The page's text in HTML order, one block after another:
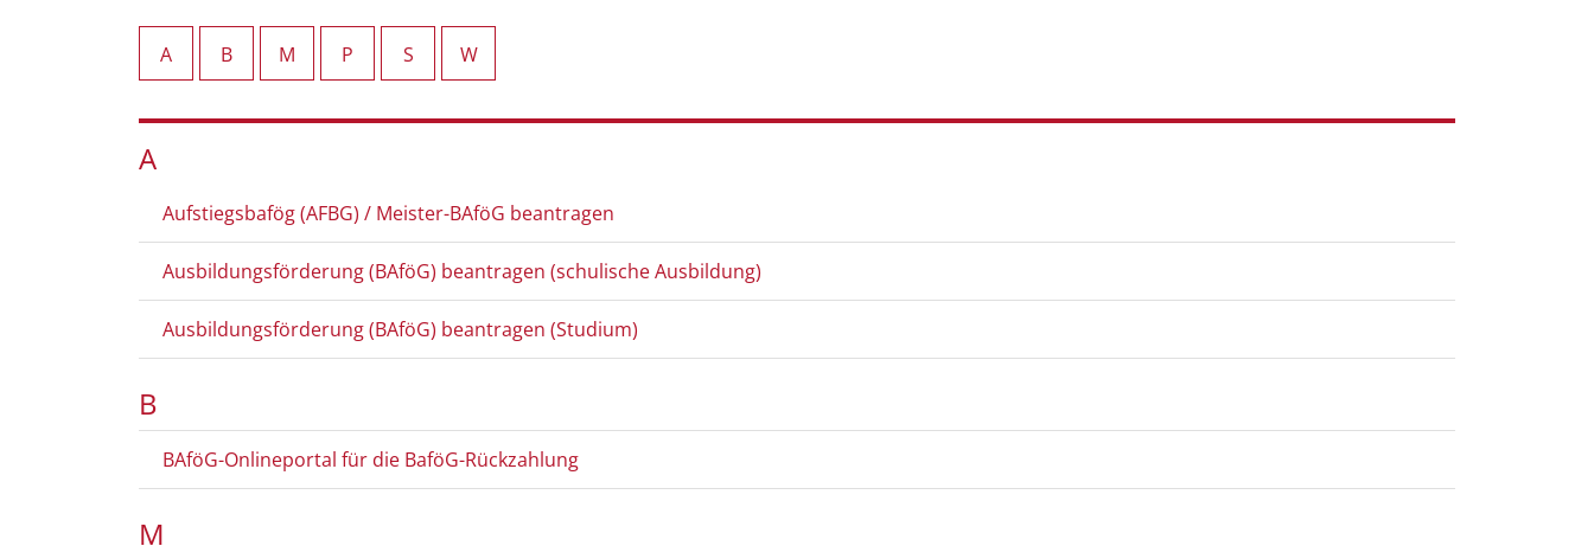
A B M P S W
A
Aufstiegsbafög (AFBG) / Meister-BAföG beantragen
Ausbildungsförderung (BAföG) beantragen (schulische Ausbildung)
Ausbildungsförderung (BAföG) beantragen (Studium)
B
BAföG-Onlineportal für die BaföG-Rückzahlung
M